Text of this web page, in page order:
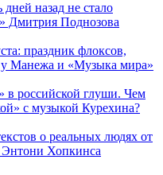
назад не стало
Дмитрия Поднозова
праздник флоксов,
у Манежа и «Музыка мира»
в российской глуши. Чем
с музыкой Курехина?
о реальных людях от
Энтони Хопкинса